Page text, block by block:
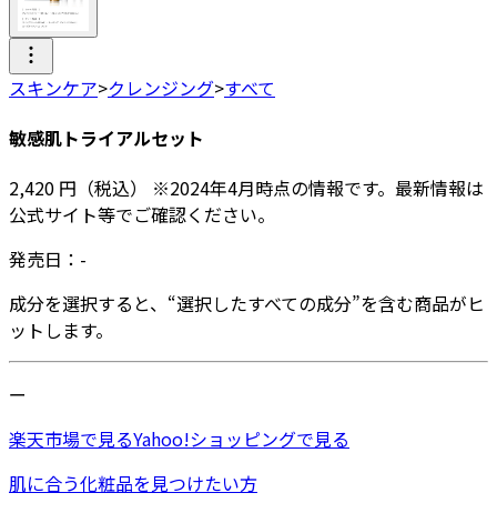
スキンケア>クレンジング>すべて
敏感肌トライアルセット
2,420 円 （税込） ※2024年4月時点の情報です。最新情報は
公式サイト等でご確認ください。
発売日： -
成分を選択すると、“選択したすべての成分”を含む商品がヒ
ットします。
ー
楽天市場で見るYahoo!ショッピングで見る
肌に合う化粧品を見つけたい方